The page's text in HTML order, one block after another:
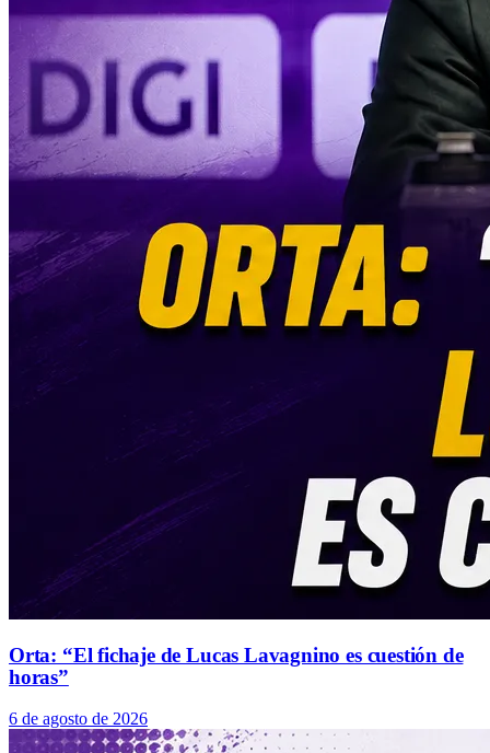
Orta: “El fichaje de Lucas Lavagnino es cuestión de
horas”
6 de agosto de 2026